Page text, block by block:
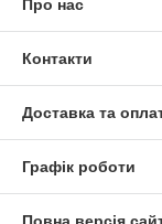
Про нас
Контакти
Доставка та
Графік роботи